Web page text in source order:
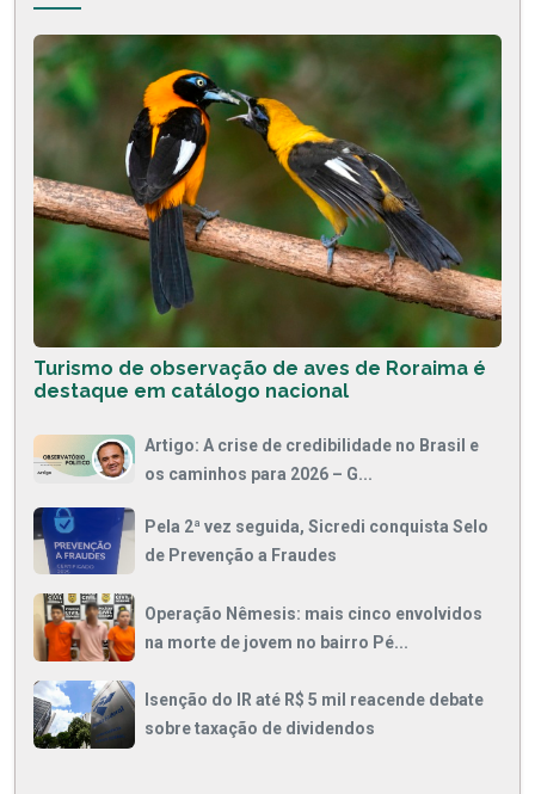
Turismo de observação de aves de Roraima é
destaque em catálogo nacional
Artigo: A crise de credibilidade no Brasil e
os caminhos para 2026 – G...
Pela 2ª vez seguida, Sicredi conquista Selo
de Prevenção a Fraudes
Operação Nêmesis: mais cinco envolvidos
na morte de jovem no bairro Pé...
Isenção do IR até R$ 5 mil reacende debate
sobre taxação de dividendos